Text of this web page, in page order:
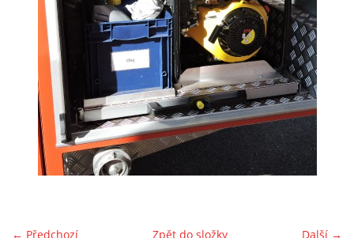
NAŠE VIDEA
KONTAKTY
NÁVŠTĚVNÍ KNIHA
← Předchozí Další →
Zpět do složky